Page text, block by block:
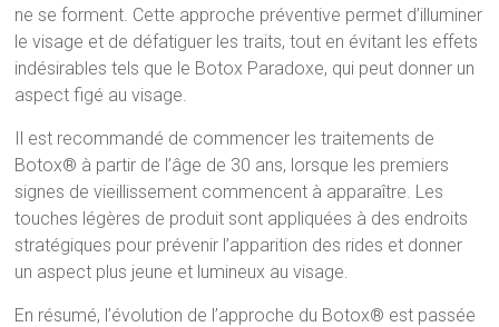
ne se forment. Cette approche préventive permet d’illuminer
le visage et de défatiguer les traits, tout en évitant les effets
indésirables tels que le Botox Paradoxe, qui peut donner un
aspect figé au visage.
Il est recommandé de commencer les traitements de
Botox® à partir de l’âge de 30 ans, lorsque les premiers
signes de vieillissement commencent à apparaître. Les
touches légères de produit sont appliquées à des endroits
stratégiques pour prévenir l’apparition des rides et donner
un aspect plus jeune et lumineux au visage.
En résumé, l’évolution de l’approche du Botox® est passée